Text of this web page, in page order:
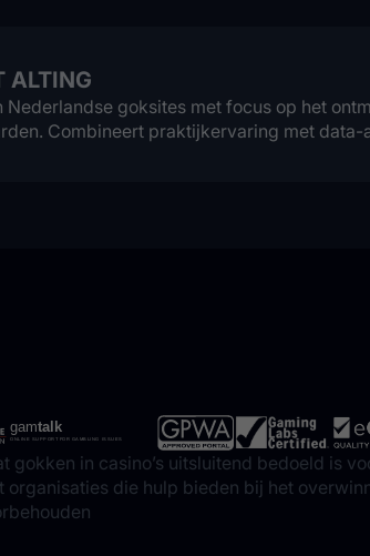
ALTING
Nederlandse goksites met focus op het
Combineert praktijkervaring met
gokken in casino’s uitsluitend bedoeld is
organisaties die hulp bieden bij het